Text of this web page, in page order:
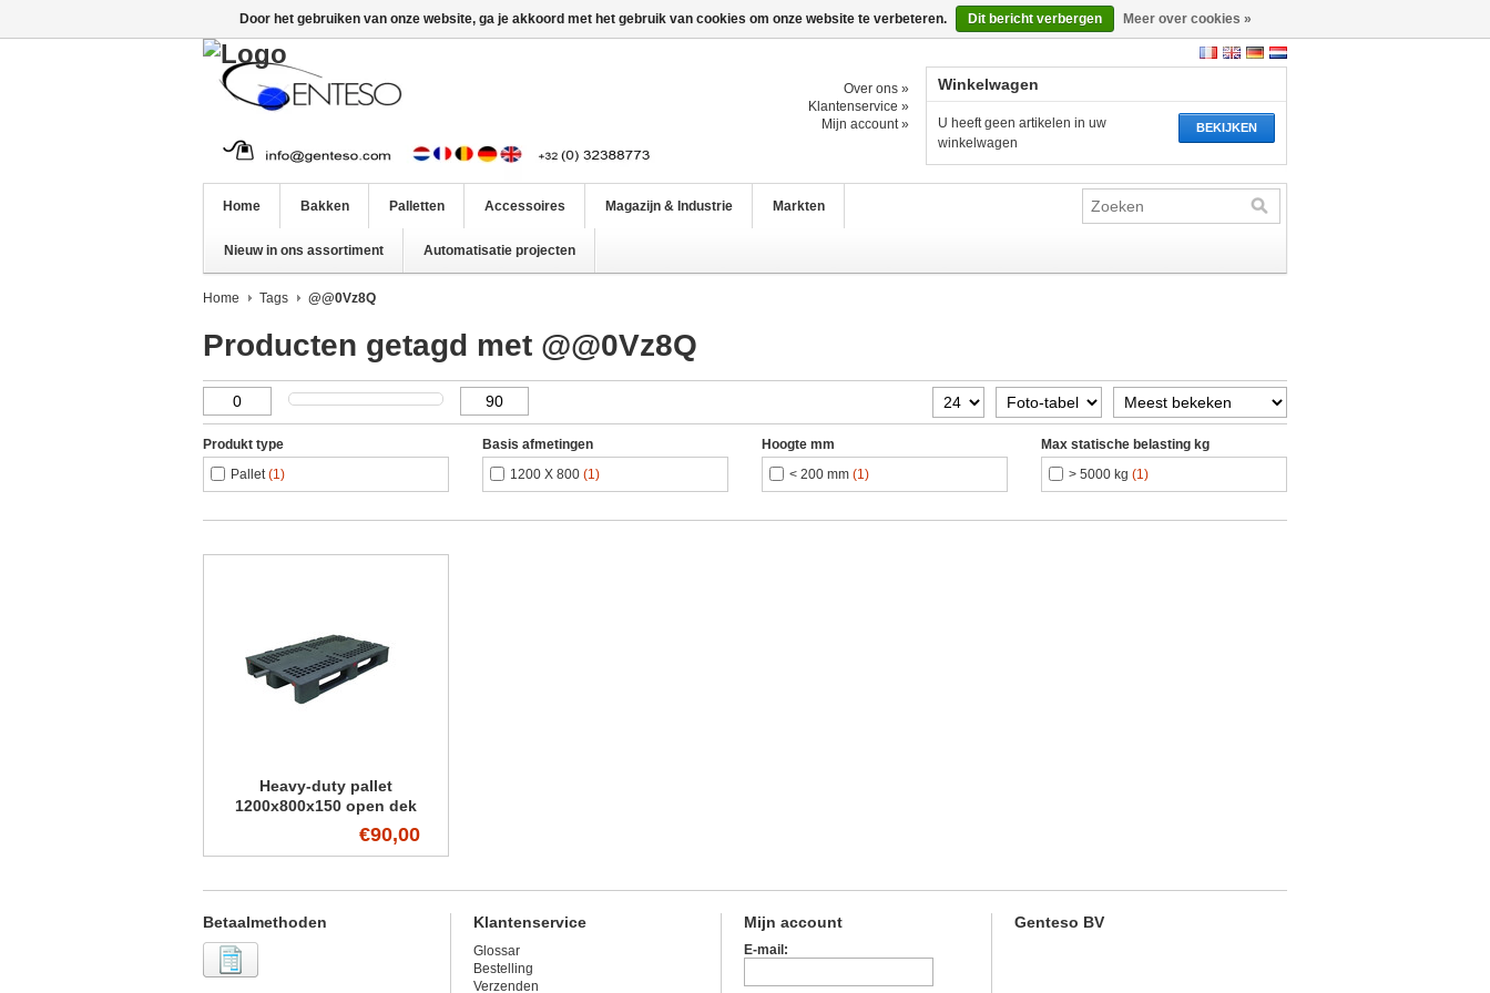
Over ons »
Klantenservice »
Mijn account »
Winkelwagen
BEKIJKEN
U heeft geen artikelen in uw
winkelwagen
Home Bakken Palletten Accessoires Magazijn & Industrie Markten
Nieuw in ons assortiment Automatisatie projecten
Home Tags @@0Vz8Q
Producten getagd met @@0Vz8Q
Produkt type
Pallet(1)
Basis afmetingen
1200 X 800 (1)
Hoogte mm
< 200 mm (1)
Max statische belasting kg
> 5000 kg (1)
Heavy-duty pallet
1200x800x150 open dek
€90,00
Betaalmethoden Klantenservice
Glossar
Bestelling
Verzenden
Mijn account
E-mail:
Genteso BV
Door het gebruiken van onze website, ga je akkoord met het gebruik van cookies om onze website te verbeteren. Dit bericht verbergen Meer over cookies »